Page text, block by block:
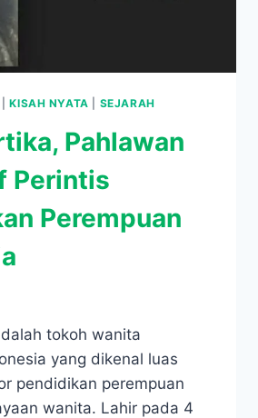
|KISAH NYATA SEJARAH
Pahlawan
Perintis
Perempuan
tokoh wanita
yang dikenal luas
pendidikan perempuan
wanita. Lahir pada 4